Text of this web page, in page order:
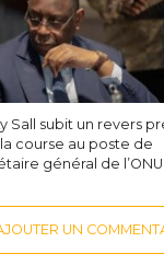
Sall subit un revers
course au poste de
général de l’ONU
UN